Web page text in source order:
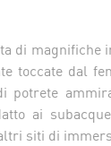
di
toccate dal
potrete
ai
siti di